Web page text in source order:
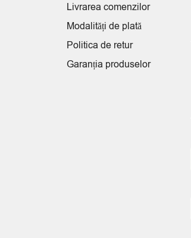
Livrarea comenzilor
Modalități de plată
Politica de retur
Garanția produselor